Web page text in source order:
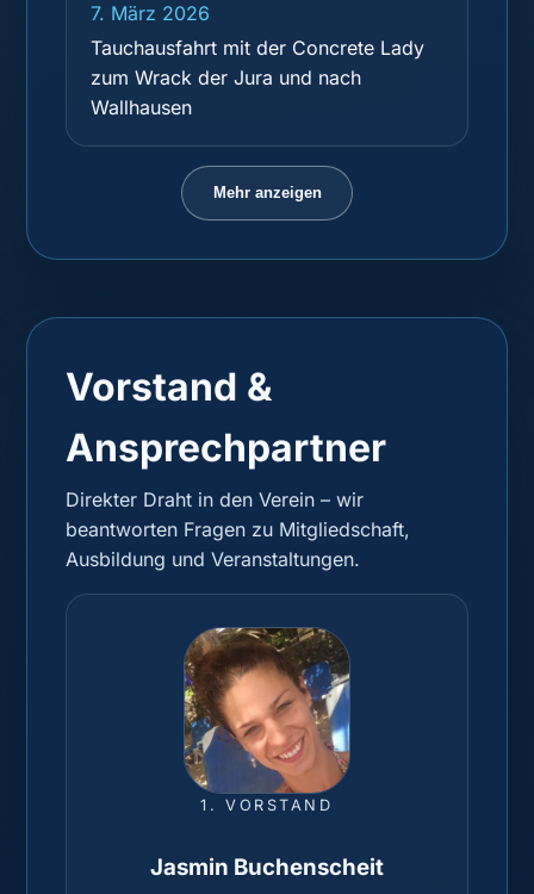
7. März 2026
Tauchausfahrt mit der Concrete Lady
zum Wrack der Jura und nach
Wallhausen
Mehr anzeigen
Vorstand &
Ansprechpartner
Direkter Draht in den Verein – wir
beantworten Fragen zu Mitgliedschaft,
Ausbildung und Veranstaltungen.
1. VORSTAND
Jasmin Buchenscheit